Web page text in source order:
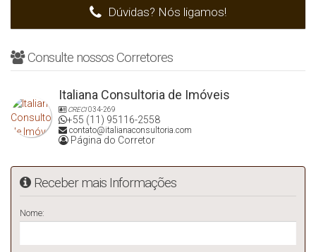
Dúvidas? Nós ligamos!
Consulte nossos Corretores
Italiana Consultoria de Imóveis
CRECI034-269
+55 (11) 95116-2558
contato@italianaconsultoria.com
Página do Corretor
Receber mais Informações
Nome: